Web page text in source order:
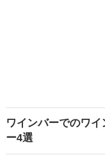
ワインバーでのワ
ー4選